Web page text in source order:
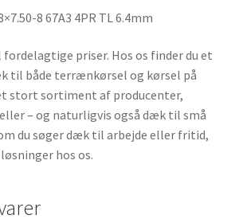
8 67A3 4PR TL 6.4mm
priser. Hos os finder du et
til både terrænkørsel og kørsel på
stort sortiment af producenter,
– og naturligvis også dæk til små
du søger dæk til arbejde eller fritid,
hos os.